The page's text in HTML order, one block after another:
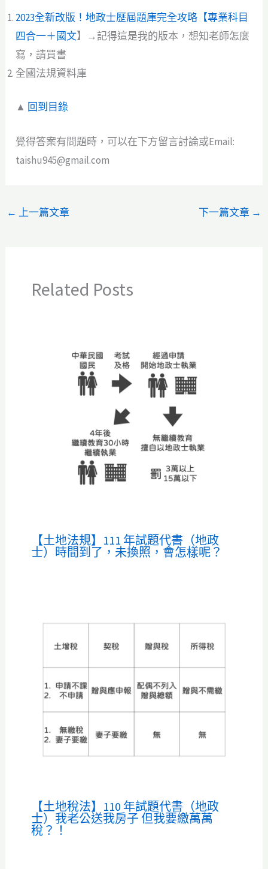
2023全新改版！地政士歷屆題庫完全攻略【專業科目
四合一＋國文】→記得這是我的版本，想知老師怎麼
寫，請買書
全國法規資料庫
▲ 回到目錄
覺得答案有問題時，可以在下方留言討論或Email:
taishu945@gmail.com
← 上一篇文章 下一篇文章 →
Related Posts
【土地法規】111 年試題代書（地政
士）時間到了，未換照，會怎樣呢？
【土地稅法】110 年試題代書（地政
士）我老公送我房子 但我要繳萬萬
稅？！